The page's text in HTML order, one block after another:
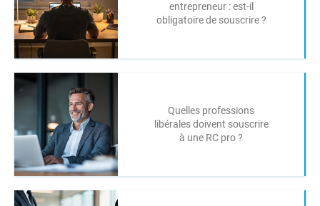
entrepreneur : est-il
obligatoire de souscrire ?
Quelles professions
libérales doivent souscrire
à une RC pro ?